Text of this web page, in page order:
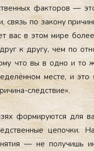
фак­то­ров —
связь по за­кону
вас в этом ми­ре
к дру­гу, чем по
что вы в од­но и то
мес­те, и это
следс­твие».
фор­ми­ру­ют­ся для
це­поч­ки.
— не по­лучишь